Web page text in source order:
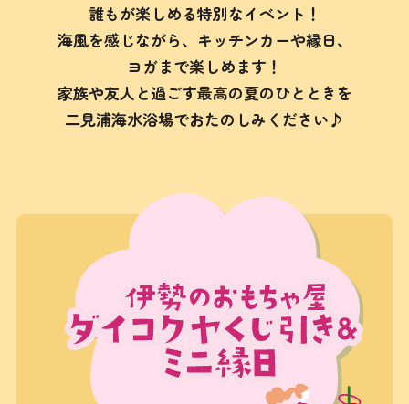
誰もが楽しめる特別なイベント！
海風を感じながら、キッチンカーや縁日、
ヨガまで楽しめます！
家族や友人と過ごす最高の夏のひとときを
二見浦海水浴場でおたのしみください♪